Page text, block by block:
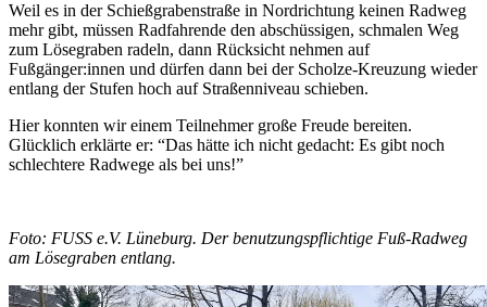
Weil es in der Schießgrabenstraße in Nordrichtung keinen Radweg
mehr gibt, müssen Radfahrende den abschüssigen, schmalen Weg
zum Lösegraben radeln, dann Rücksicht nehmen auf
Fußgänger:innen und dürfen dann bei der Scholze-Kreuzung wieder
entlang der Stufen hoch auf Straßenniveau schieben.
Hier konnten wir einem Teilnehmer große Freude bereiten.
Glücklich erklärte er: “Das hätte ich nicht gedacht: Es gibt noch
schlechtere Radwege als bei uns!”
Foto: FUSS e.V. Lüneburg. Der benutzungspflichtige Fuß-Radweg
am Lösegraben entlang.